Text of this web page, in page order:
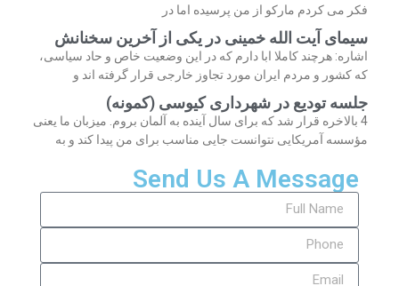
فکر می کردم مارکو از من پرسیده اما در
سیمای آیت الله خمینی در یکی از آخرین سخنانش
اشاره: هرچند کاملا ابا دارم که در این وضعیت خاص و حاد سیاسی،
که کشور و مردم ایران مورد تجاوز خارجی قرار گرفته اند و
جلسه تودیع در شهرداری کیوسی (کمونه)
4 بالاخره قرار شد که برای سال آینده به آلمان بروم. میزبان ما یعنی
مؤسسه آمریکایی نتوانست جایی مناسب برای من پیدا کند و به
Send Us A Message